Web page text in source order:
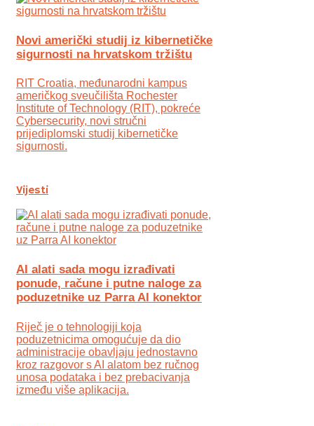
Novi američki studij iz kibernetičke
sigurnosti na hrvatskom tržištu
RIT Croatia, međunarodni kampus
američkog sveučilišta Rochester
Institute of Technology (RIT), pokreće
Cybersecurity, novi stručni
prijediplomski studij kibernetičke
sigurnosti.
Vijesti
AI alati sada mogu izrađivati
ponude, račune i putne naloge za
poduzetnike uz Parra AI konektor
Riječ je o tehnologiji koja
poduzetnicima omogućuje da dio
administracije obavljaju jednostavno
kroz razgovor s AI alatom bez ručnog
unosa podataka i bez prebacivanja
između više aplikacija.